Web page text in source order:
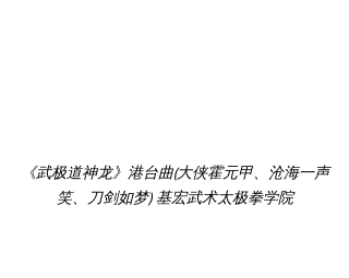
《武极道神龙》港台曲(大侠霍元甲、沧海一声
笑、刀剑如梦) 基宏武术太极拳学院